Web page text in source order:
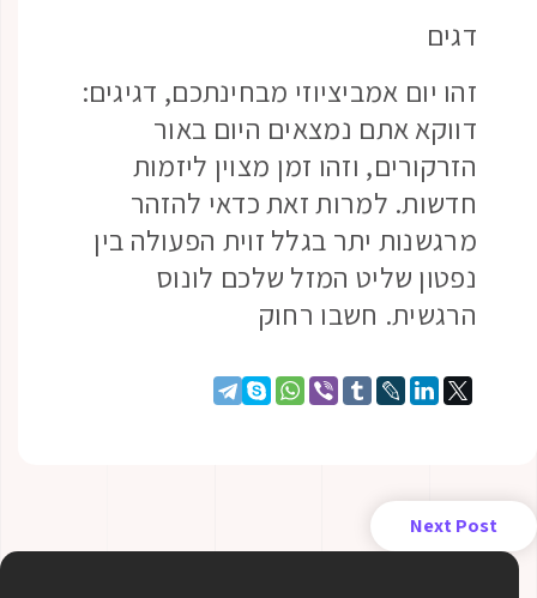
דגים
זהו יום אמביציוזי מבחינתכם, דגיגים:
דווקא אתם נמצאים היום באור
הזרקורים, וזהו זמן מצוין ליזמות
חדשות. למרות זאת כדאי להזהר
מרגשנות יתר בגלל זוית הפעולה בין
נפטון שליט המזל שלכם לונוס
הרגשית. חשבו רחוק
Next Post